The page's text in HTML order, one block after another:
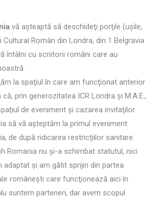
vă aşteaptă să deschideţi porţile (uşile,
Român din Londra, din 1 Belgravia
întâlni cu scriitorii români care au
la spaţiul în care am funcţionat anterior
prin generozitatea ICR Londra şi M.A.E.,
de eveniment şi cazarea invitaţilor
să vă aşteptăm la primul eveniment
de după ridicarea restricţiilor sanitare.
Romania nu şi-a schimbat statutul, nici
adaptat şi am gătit sprijin din partea
româneşti care funcţionează aici în
suntem parteneri, dar avem scopul